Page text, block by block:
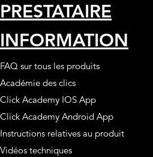
PRESTATAIRE
INFORMATION
FAQ sur tous les produits
Académie des clics
Click Academy IOS App
Click Academy Android App
Instructions relatives au produit
Vidéos techniques